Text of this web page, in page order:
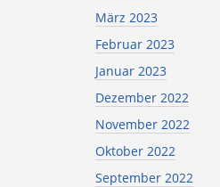
März 2023
Februar 2023
Januar 2023
Dezember 2022
November 2022
Oktober 2022
September 2022